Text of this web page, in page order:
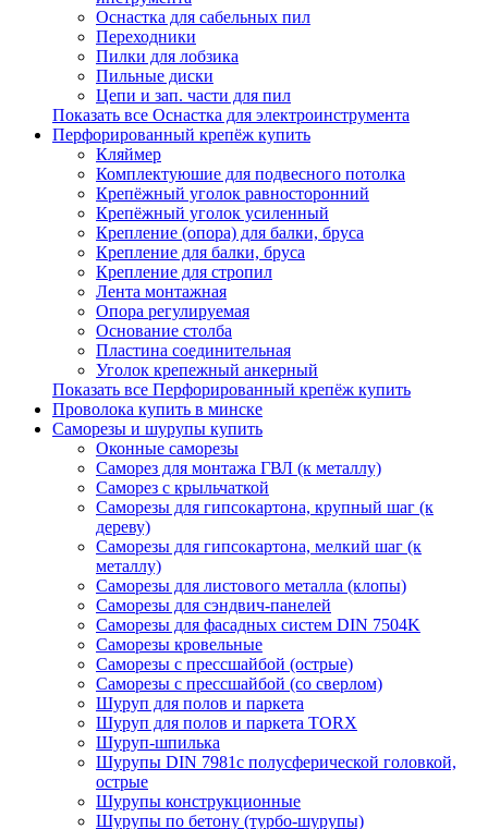
Оснастка для сабельных пил
Переходники
Пилки для лобзика
Пильные диски
Цепи и зап. части для пил
Показать все Оснастка для электроинструмента
Перфорированный крепёж купить
Кляймер
Комплектуюшие для подвесного потолка
Крепёжный уголок равносторонний
Крепёжный уголок усиленный
Крепление (опора) для балки, бруса
Крепление для балки, бруса
Крепление для стропил
Лента монтажная
Опора регулируемая
Основание столба
Пластина соединительная
Уголок крепежный анкерный
Показать все Перфорированный крепёж купить
Проволока купить в минске
Саморезы и шурупы купить
Оконные саморезы
Саморез для монтажа ГВЛ (к металлу)
Саморез с крыльчаткой
Саморезы для гипсокартона, крупный шаг (к
дереву)
Саморезы для гипсокартона, мелкий шаг (к
металлу)
Саморезы для листового металла (клопы)
Саморезы для сэндвич-панелей
Саморезы для фасадных систем DIN 7504K
Саморезы кровельные
Саморезы с прессшайбой (острые)
Саморезы с прессшайбой (со сверлом)
Шуруп для полов и паркета
Шуруп для полов и паркета TORX
Шуруп-шпилька
Шурупы DIN 7981с полусферической головкой,
острые
Шурупы конструкционные
Шурупы по бетону (турбо-шурупы)